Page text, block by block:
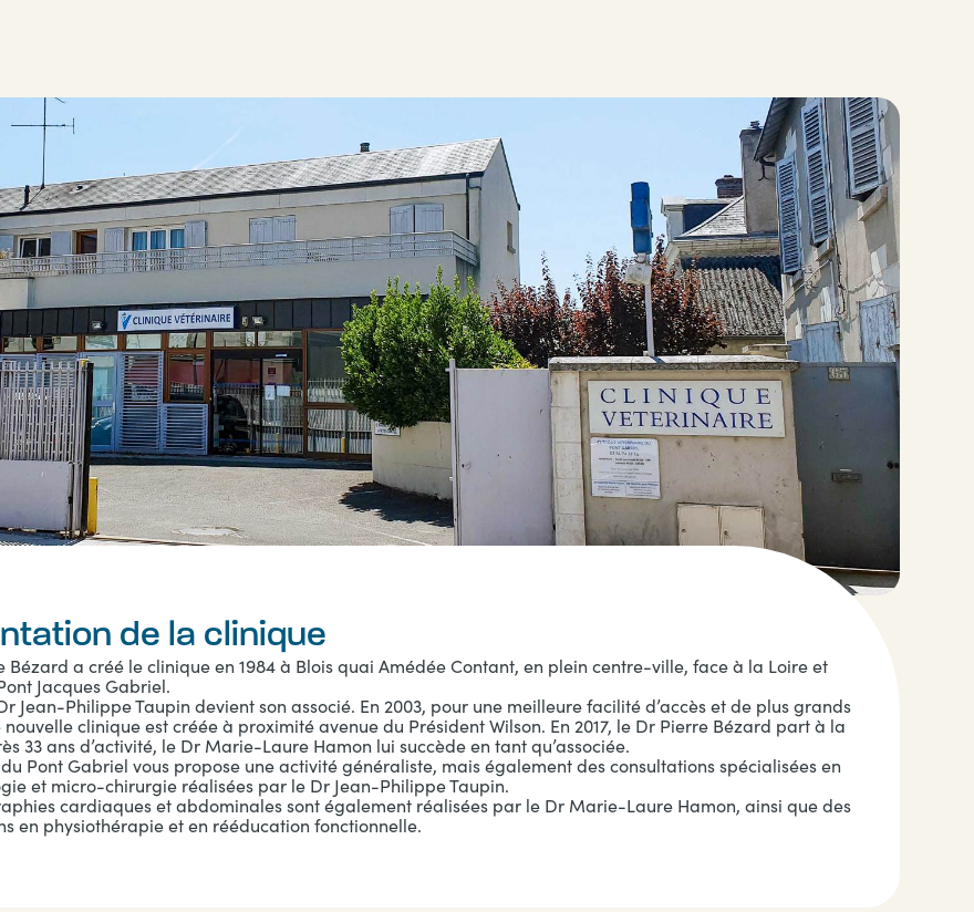
de la clinique
Bézard a créé le clinique en 1984 à Blois quai Amédée Contant, en plein centre-ville, face à la Loire et
Jacques Gabriel.
Jean-Philippe Taupin devient son associé. En 2003, pour une meilleure facilité d’accès et de plus grands
nouvelle clinique est créée à proximité avenue du Président Wilson. En 2017, le Dr Pierre Bézard part à la
33 ans d’activité, le Dr Marie-Laure Hamon lui succède en tant qu’associée.
Pont Gabriel vous propose une activité généraliste, mais également des consultations spécialisées en
et micro-chirurgie réalisées par le Dr Jean-Philippe Taupin.
cardiaques et abdominales sont également réalisées par le Dr Marie-Laure Hamon, ainsi que des
en physiothérapie et en rééducation fonctionnelle.